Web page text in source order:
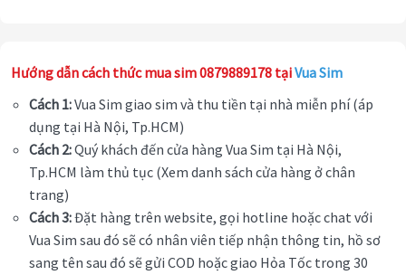
Hướng dẫn cách thức mua sim 0879889178 tạiVua Sim
Cách 1:Vua Sim giao sim và thu tiền tại nhà miễn phí (áp
dụng tại Hà Nội, Tp.HCM)
Cách 2:Quý khách đến cửa hàng Vua Sim tại Hà Nội,
Tp.HCM làm thủ tục (Xem danh sách cửa hàng ở chân
trang)
Cách 3:Đặt hàng trên website, gọi hotline hoặc chat với
Vua Sim sau đó sẽ có nhân viên tiếp nhận thông tin, hồ sơ
sang tên sau đó sẽ gửi COD hoặc giao Hỏa Tốc trong 30